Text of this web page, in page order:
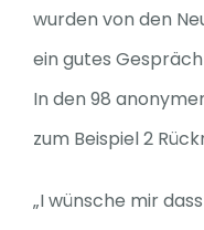
wurden von den
ein gutes
In den 98
zum Beispiel 2
„I wünsche mir